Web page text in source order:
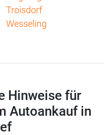
Troisdorf
Wesseling
Hinweise für
Autoankauf in